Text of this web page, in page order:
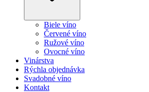
Biele víno
Červené víno
Ružové víno
Ovocné víno
Vinárstva
Rýchla objednávka
Svadobné víno
Kontakt